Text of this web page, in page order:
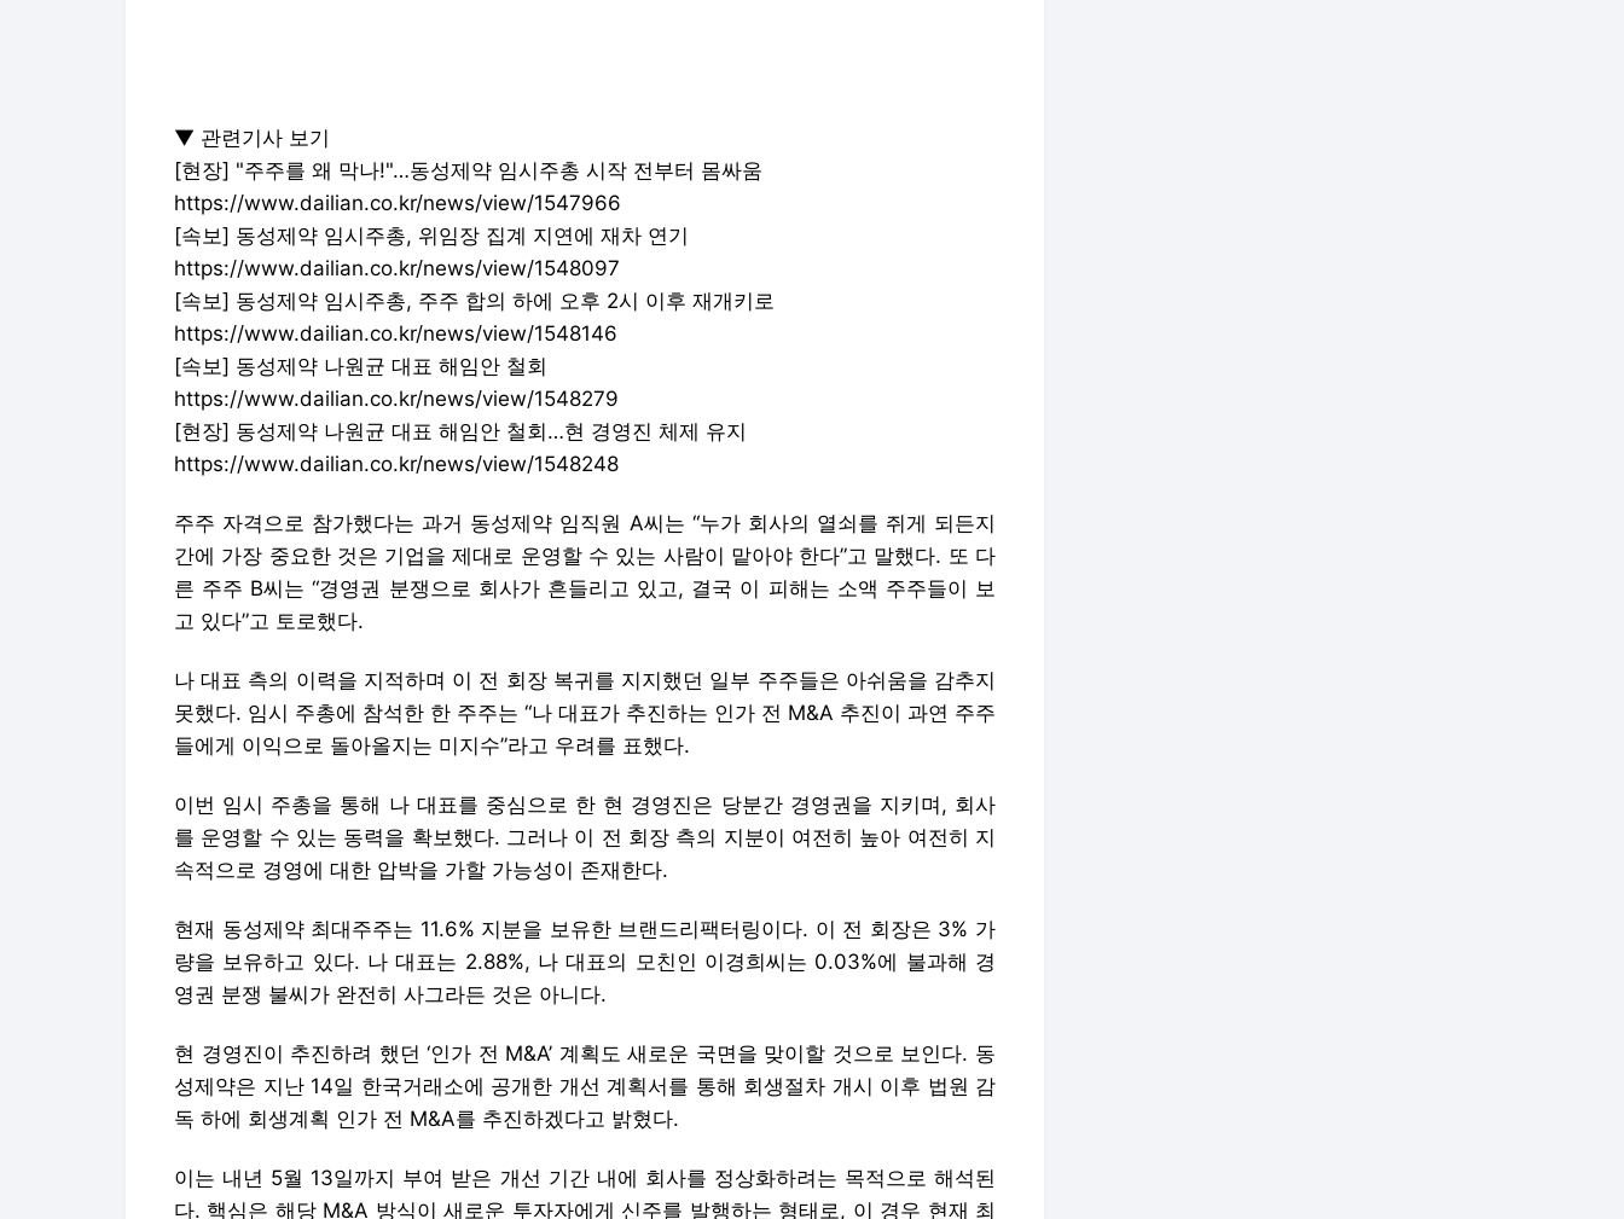
주주 자격으로 참가했다는 과거 동성제약 임직원 A씨는 “누가 회사의 열쇠를 쥐게 되든지
간에 가장 중요한 것은 기업을 제대로 운영할 수 있는 사람이 맡아야 한다”고 말했다. 또 다
른 주주 B씨는 “경영권 분쟁으로 회사가 흔들리고 있고, 결국 이 피해는 소액 주주들이 보
고 있다”고 토로했다.
나 대표 측의 이력을 지적하며 이 전 회장 복귀를 지지했던 일부 주주들은 아쉬움을 감추지
못했다. 임시 주총에 참석한 한 주주는 “나 대표가 추진하는 인가 전 M&A 추진이 과연 주주
들에게 이익으로 돌아올지는 미지수”라고 우려를 표했다.
이번 임시 주총을 통해 나 대표를 중심으로 한 현 경영진은 당분간 경영권을 지키며, 회사
를 운영할 수 있는 동력을 확보했다. 그러나 이 전 회장 측의 지분이 여전히 높아 여전히 지
현재 동성제약 최대주주는 11.6% 지분을 보유한 브랜드리팩터링이다. 이 전 회장은 3% 가
량을 보유하고 있다. 나 대표는 2.88%, 나 대표의 모친인 이경희씨는 0.03%에 불과해 경
영권 분쟁 불씨가 완전히 사그라든 것은 아니다.
현 경영진이 추진하려 했던 ‘인가 전 M&A’ 계획도 새로운 국면을 맞이할 것으로 보인다. 동
성제약은 지난 14일 한국거래소에 공개한 개선 계획서를 통해 회생절차 개시 이후 법원 감
독 하에 회생계획 인가 전 M&A를 추진하겠다고 밝혔다.
이는 내년 5월 13일까지 부여 받은 개선 기간 내에 회사를 정상화하려는 목적으로 해석된
다. 핵심은 해당 M&A 방식이 새로운 투자자에게 신주를 발행하는 형태로, 이 경우 현재 최
대주주인 브랜드리팩터링의 손실이 불가피해진다.
동성제약의 경영권 분쟁 또한 이번 주총을 기점으로 M&A 추진과 맞물려 더욱 복잡하고 장
기적인 양상으로 전개될 전망이다.
나원균 대표는 임시 주총 이후 데일리안과 만나 “주총 결과와 관계 없이 경영 정상화와 회
사 (업무에 대해) 차질 없이 진행을 하겠다”며 “법원 절차, 감독에 따라 인가 전 M&A도 진
행하겠다”고 말했다.
Copyright © 데일리안. 무단전재 및 재배포 금지.